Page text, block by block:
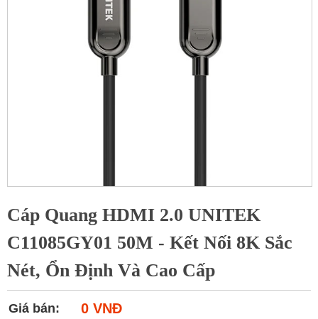
Cáp Quang HDMI 2.0 UNITEK
C11085GY01 50M - Kết Nối 8K Sắc
Nét, Ổn Định Và Cao Cấp
Giá bán: 0 VNĐ